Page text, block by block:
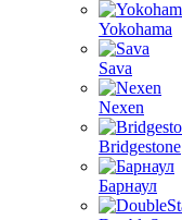
Yokohama
Sava
Nexen
Bridgestone
Барнаул